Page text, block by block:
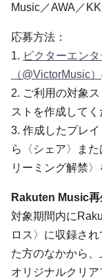
Music／AWA／
応募方法：
1. ビクターエン
（@VictorMusic）
2. ご利用の対象
ストを作成してく
3. 作成したプレ
ら〈シェア〉ま
リーミング解禁
Rakuten Music
対象期間内に
ロス〉に収録さ
た方のなかから
オリジナルクリ